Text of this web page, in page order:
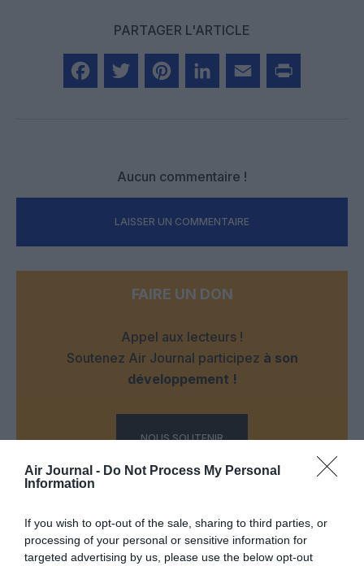
Air Journal - Do Not Process My Personal
Information
If you wish to opt-out of the sale, sharing to third parties, or
processing of your personal or sensitive information for
targeted advertising by us, please use the below opt-out
PARTAGER L'ARTICLE
Aucun commentaire !
LAISSER UN COMMENTAIRE
FAIRE UN DON
Appel aux lecteurs !
Soutenez Air Journal participez à son
développement !
NOUS SOUTENIR